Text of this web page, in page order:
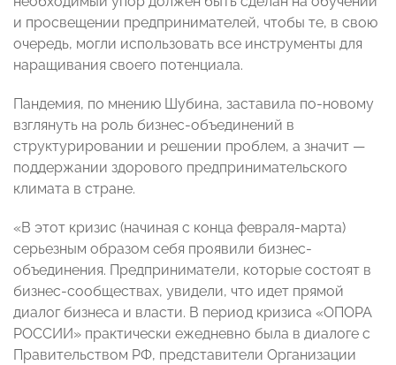
и просвещении предпринимателей, чтобы те, в свою
очередь, могли использовать все инструменты для
наращивания своего потенциала.
Пандемия, по мнению Шубина, заставила по-новому
взглянуть на роль бизнес-объединений в
структурировании и решении проблем, а значит —
поддержании здорового предпринимательского
климата в стране.
«В этот кризис (начиная с конца февраля-марта)
серьезным образом себя проявили бизнес-
объединения. Предприниматели, которые состоят в
бизнес-сообществах, увидели, что идет прямой
диалог бизнеса и власти. В период кризиса «ОПОРА
РОССИИ» практически ежедневно была в диалоге с
Правительством РФ, представители Организации